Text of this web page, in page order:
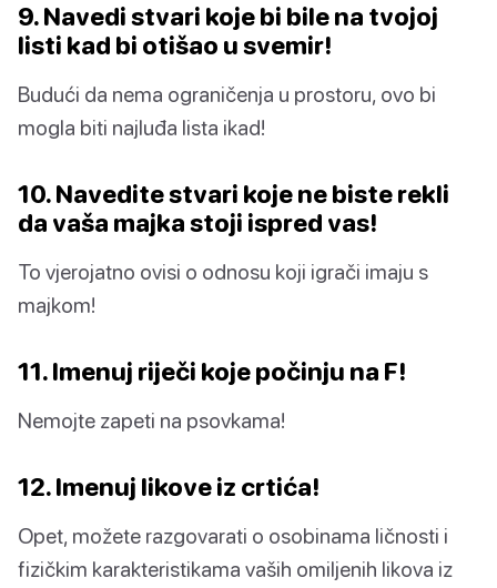
9. Navedi stvari koje bi bile na tvojoj
listi kad bi otišao u svemir!
Budući da nema ograničenja u prostoru, ovo bi
mogla biti najluđa lista ikad!
10. Navedite stvari koje ne biste rekli
da vaša majka stoji ispred vas!
To vjerojatno ovisi o odnosu koji igrači imaju s
majkom!
11. Imenuj riječi koje počinju na F!
Nemojte zapeti na psovkama!
12. Imenuj likove iz crtića!
Opet, možete razgovarati o osobinama ličnosti i
fizičkim karakteristikama vaših omiljenih likova iz